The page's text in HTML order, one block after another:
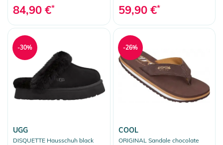
84,90 €* 59,90 €*
UGG
DISQUETTE Hausschuh black
-30%
COOL
ORIGINAL Sandale chocolate
-26%